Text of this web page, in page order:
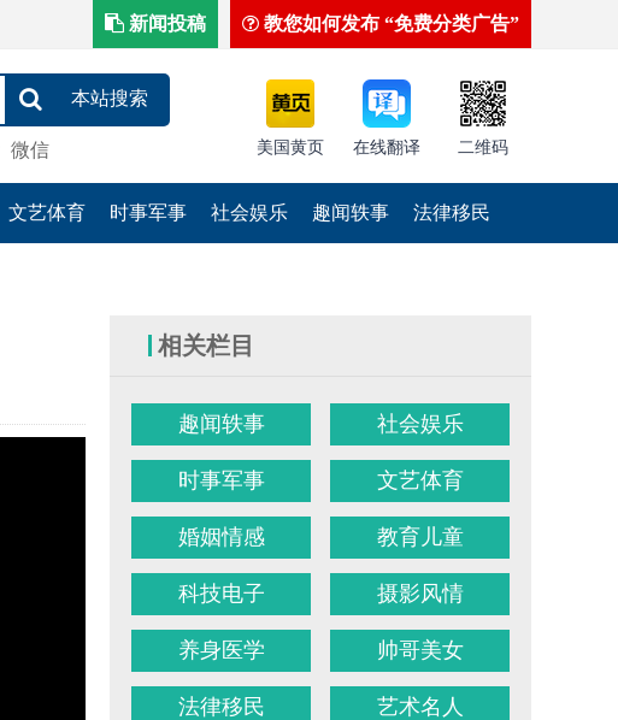
教您如何发布 “免费分类广告”
新闻投稿
微信 美国黄页 在线翻译 二维码
文艺体育 时事军事 社会娱乐 趣闻轶事 法律移民
相关栏目
趣闻轶事 社会娱乐
时事军事 文艺体育
婚姻情感 教育儿童
科技电子 摄影风情
养身医学 帅哥美女
法律移民 艺术名人